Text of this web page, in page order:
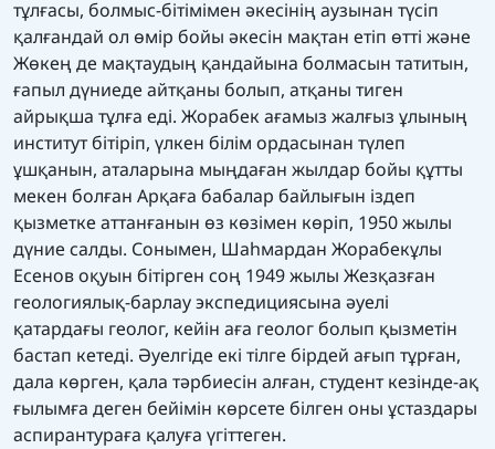
тұлғасы, болмыс-бітімімен әкесінің аузынан түсіп
қалғандай ол өмір бойы әкесін мақтан етіп өтті және
Жөкең де мақтаудың қандайына болмасын татитын,
ғапыл дүниеде айтқаны болып, атқаны тиген
айрықша тұлға еді. Жорабек ағамыз жалғыз ұлының
институт бітіріп, үлкен білім ордасынан түлеп
ұшқанын, аталарына мыңдаған жылдар бойы құтты
мекен болған Арқаға бабалар байлығын іздеп
қызметке аттанғанын өз көзімен көріп, 1950 жылы
дүние салды. Сонымен, Шаһмардан Жорабекұлы
Есенов оқуын бітірген соң 1949 жылы Жезқазған
геологиялық-барлау экспедициясына әуелі
қатардағы геолог, кейін аға геолог болып қызметін
бастап кетеді. Әуелгіде екі тілге бірдей ағып тұрған,
дала көрген, қала тәрбиесін алған, студент кезінде-ақ
ғылымға деген бейімін көрсете білген оны ұстаздары
аспирантураға қалуға үгіттеген.